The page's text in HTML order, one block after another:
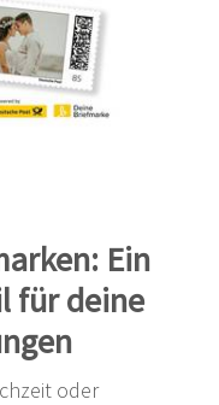
Ein
für deine
oder